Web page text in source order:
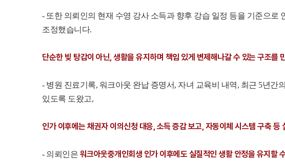
- 또한 의뢰인의 현재 수영 강사 소득과 향후 강습 일정 등을 기준으
조정했습니다.
단순한 빚 탕감이 아닌, 생활을 유지하며 책임 있게 변제해나갈 수 있는 구조를
- 병원 진료기록, 워크아웃 완납 증명서, 자녀 교육비 내역, 최근 5년
있도록 도왔고,
인가 이후에는 채권자 이의신청 대응, 소득 증감 보고, 자동이체 시스템 구축 등
- 의뢰인은 워크아웃중개인회생 인가 이후에도 실질적인 생활 안정을 유지할